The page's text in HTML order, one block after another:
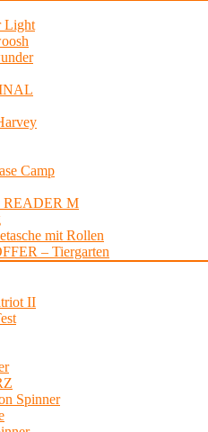
Light
Camp
READER M
mit Rollen
– Tiergarten
II
Spinner